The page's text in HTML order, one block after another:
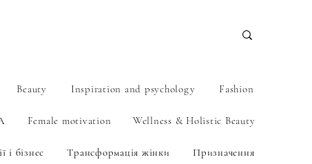
Beauty Inspiration and psychology Fashion
Female motivation Wellness & Holistic Beauty
і бізнес Трансформація жінки Призначення